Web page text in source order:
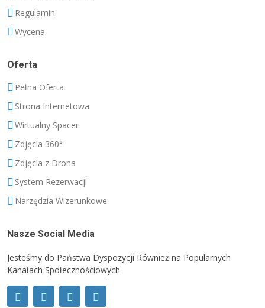
Regulamin
Wycena
Oferta
Pełna Oferta
Strona Internetowa
Wirtualny Spacer
Zdjęcia 360°
Zdjęcia z Drona
System Rezerwacji
Narzędzia Wizerunkowe
Nasze Social Media
Jesteśmy do Państwa Dyspozycji Również na Popularnych
Kanałach Społecznościowych